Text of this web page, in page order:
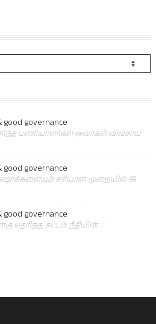
good governance
பணியாளர்கள் அவர்கள் விவசாய
good governance
சரியான முறையில் இ
good governance
தெரிந்த, சட்டம் நீதியின் ..."